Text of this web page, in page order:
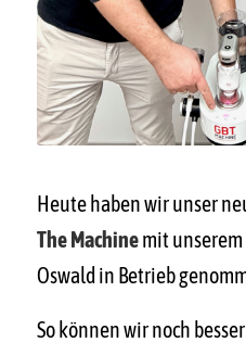
Heute haben wir unser
The Machinemit unserem
Oswald in Betrieb
So können wir noch